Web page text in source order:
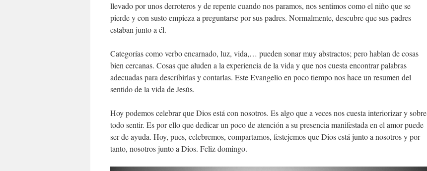
llevado por unos derroteros y de repente cuando nos paramos, nos sentimos como el niño que se
pierde y con susto empieza a preguntarse por sus padres. Normalmente, descubre que sus padres
estaban junto a él.
Categorías como verbo encarnado, luz, vida,… pueden sonar muy abstractos; pero hablan de cosas
bien cercanas. Cosas que aluden a la experiencia de la vida y que nos cuesta encontrar palabras
adecuadas para describirlas y contarlas. Este Evangelio en poco tiempo nos hace un resumen del
sentido de la vida de Jesús.
Hoy podemos celebrar que Dios está con nosotros. Es algo que a veces nos cuesta interiorizar y sobre
todo sentir. Es por ello que dedicar un poco de atención a su presencia manifestada en el amor puede
ser de ayuda. Hoy, pues, celebremos, compartamos, festejemos que Dios está junto a nosotros y por
tanto, nosotros junto a Dios. Feliz domingo.